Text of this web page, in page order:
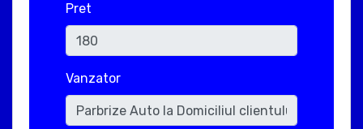
Pret
Vanzator